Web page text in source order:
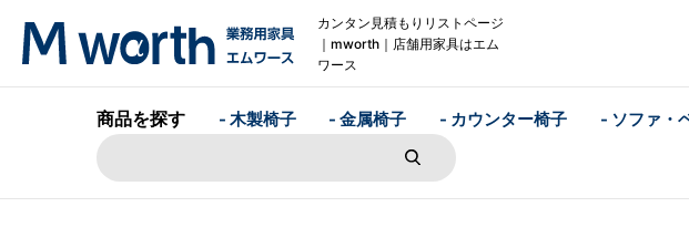
カンタン見積もりリストページ
｜mworth｜店舗用家具はエム
ワース
商品を探す - 木製椅子 - 金属椅子 - カウンター椅子 - ソファ・